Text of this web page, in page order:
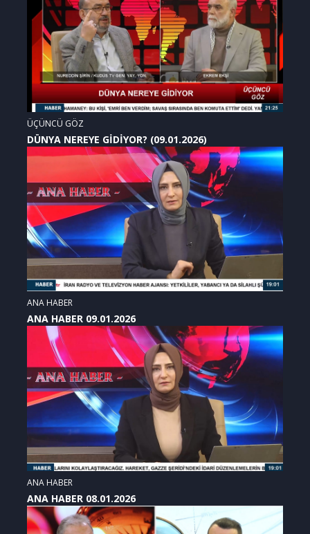
ÜÇÜNCÜ GÖZ
DÜNYA NEREYE GİDİYOR? (09.01.2026)
ANA HABER
ANA HABER 09.01.2026
ANA HABER
ANA HABER 08.01.2026